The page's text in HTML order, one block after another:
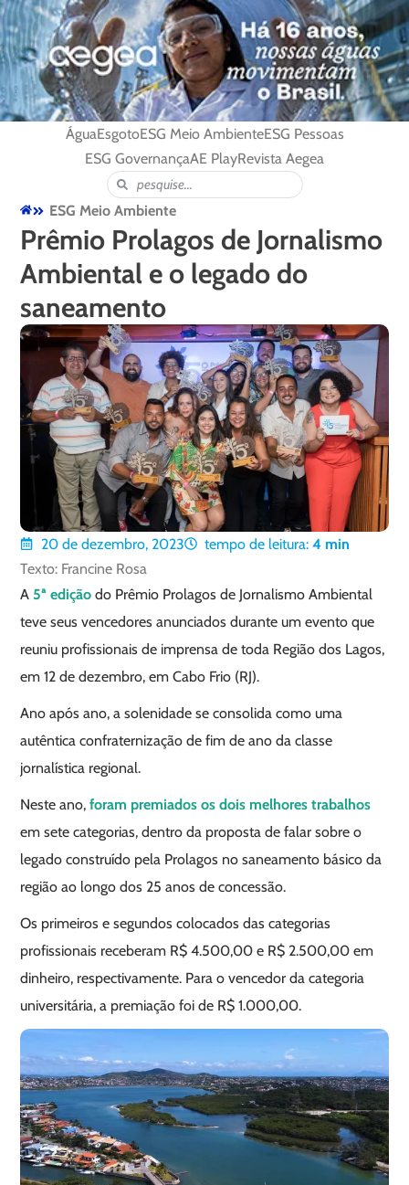
ÁguaEsgotoESG Meio AmbienteESG Pessoas
ESG GovernançaAE PlayRevista Aegea
ESG Meio Ambiente
Prêmio Prolagos de Jornalismo
Ambiental e o legado do
saneamento
20 de dezembro, 2023 tempo de leitura: 4 min
Texto: Francine Rosa
A 5ª edição do Prêmio Prolagos de Jornalismo Ambiental
teve seus vencedores anunciados durante um evento que
reuniu profissionais de imprensa de toda Região dos Lagos,
em 12 de dezembro, em Cabo Frio (RJ).
Ano após ano, a solenidade se consolida como uma
autêntica confraternização de fim de ano da classe
jornalística regional.
Neste ano,foram premiados os dois melhores trabalhos
em sete categorias, dentro da proposta de falar sobre o
legado construído pela Prolagos no saneamento básico da
região ao longo dos 25 anos de concessão.
Os primeiros e segundos colocados das categorias
profissionais receberam R$ 4.500,00 e R$ 2.500,00 em
dinheiro, respectivamente. Para o vencedor da categoria
universitária, a premiação foi de R$ 1.000,00.